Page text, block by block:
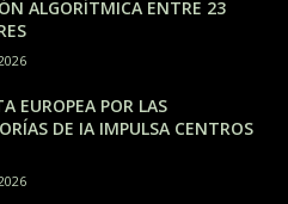
ALGORÍTMICA ENTRE 23
EUROPEA POR LAS
DE IA IMPULSA CENTROS